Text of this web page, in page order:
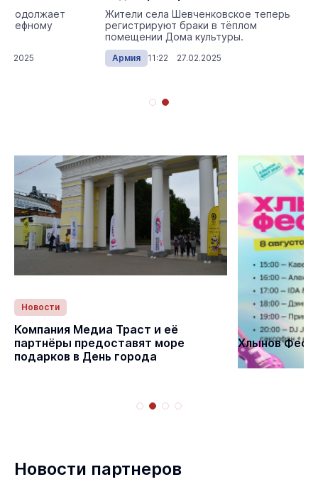
продолжает
Жители села Шевченковское теперь
регистрируют браки в тёплом
помещении Дома культуры.
Армия 11:22 27.02.2025
Новости
Компания Медиа Траст и её
партнёры предоставят море
подарков в День города
Статьи
Хлынов Фест
Новости партнеров